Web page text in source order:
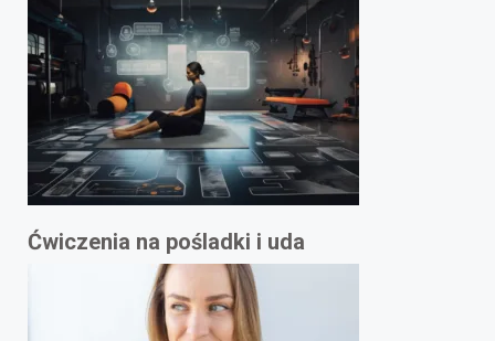
Ćwiczenia na pośladki i uda